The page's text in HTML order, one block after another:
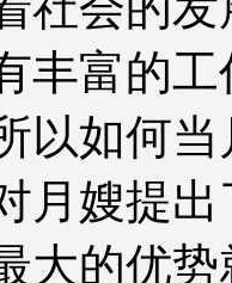
丰富的
以如何
月嫂提
大的优